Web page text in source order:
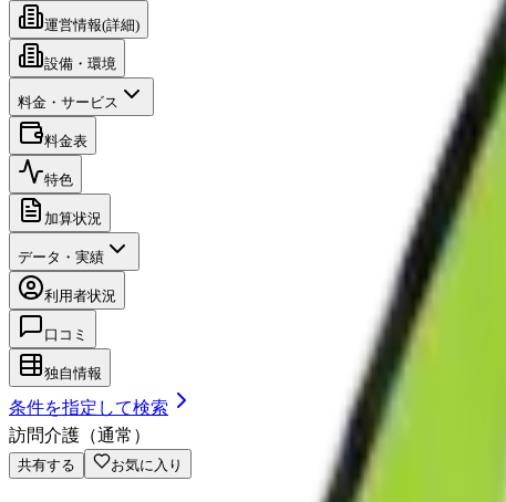
運営情報(詳細)
設備・環境
料金・サービス
料金表
特色
加算状況
データ・実績
利用者状況
口コミ
独自情報
条件を指定して検索
訪問介護（通常）
共有する お気に入り